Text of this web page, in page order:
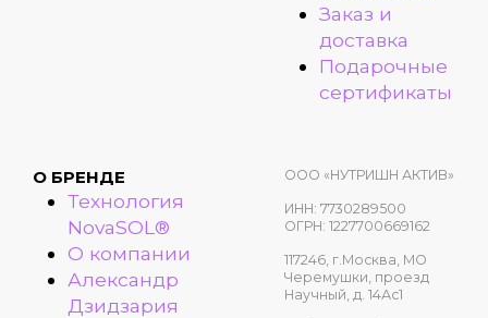
Заказ и
доставка
Подарочные
сертификаты
О БРЕНДЕ
Технология
NovaSOL®
О компании
Александр
Дзидзария
ООО «НУТРИШН АКТИВ»
ИНН: 7730289500
ОГРН: 1227700669162
117246, г.Москва, МО
Черемушки, проезд
Научный, д. 14Ас1